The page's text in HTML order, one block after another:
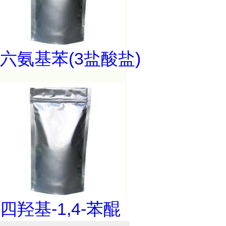
六氨基苯(3盐酸盐)
四羟基-1,4-苯醌